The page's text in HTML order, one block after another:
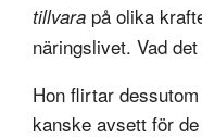
tillvara på olika
näringslivet. Vad
Hon flirtar
kanske avsett för